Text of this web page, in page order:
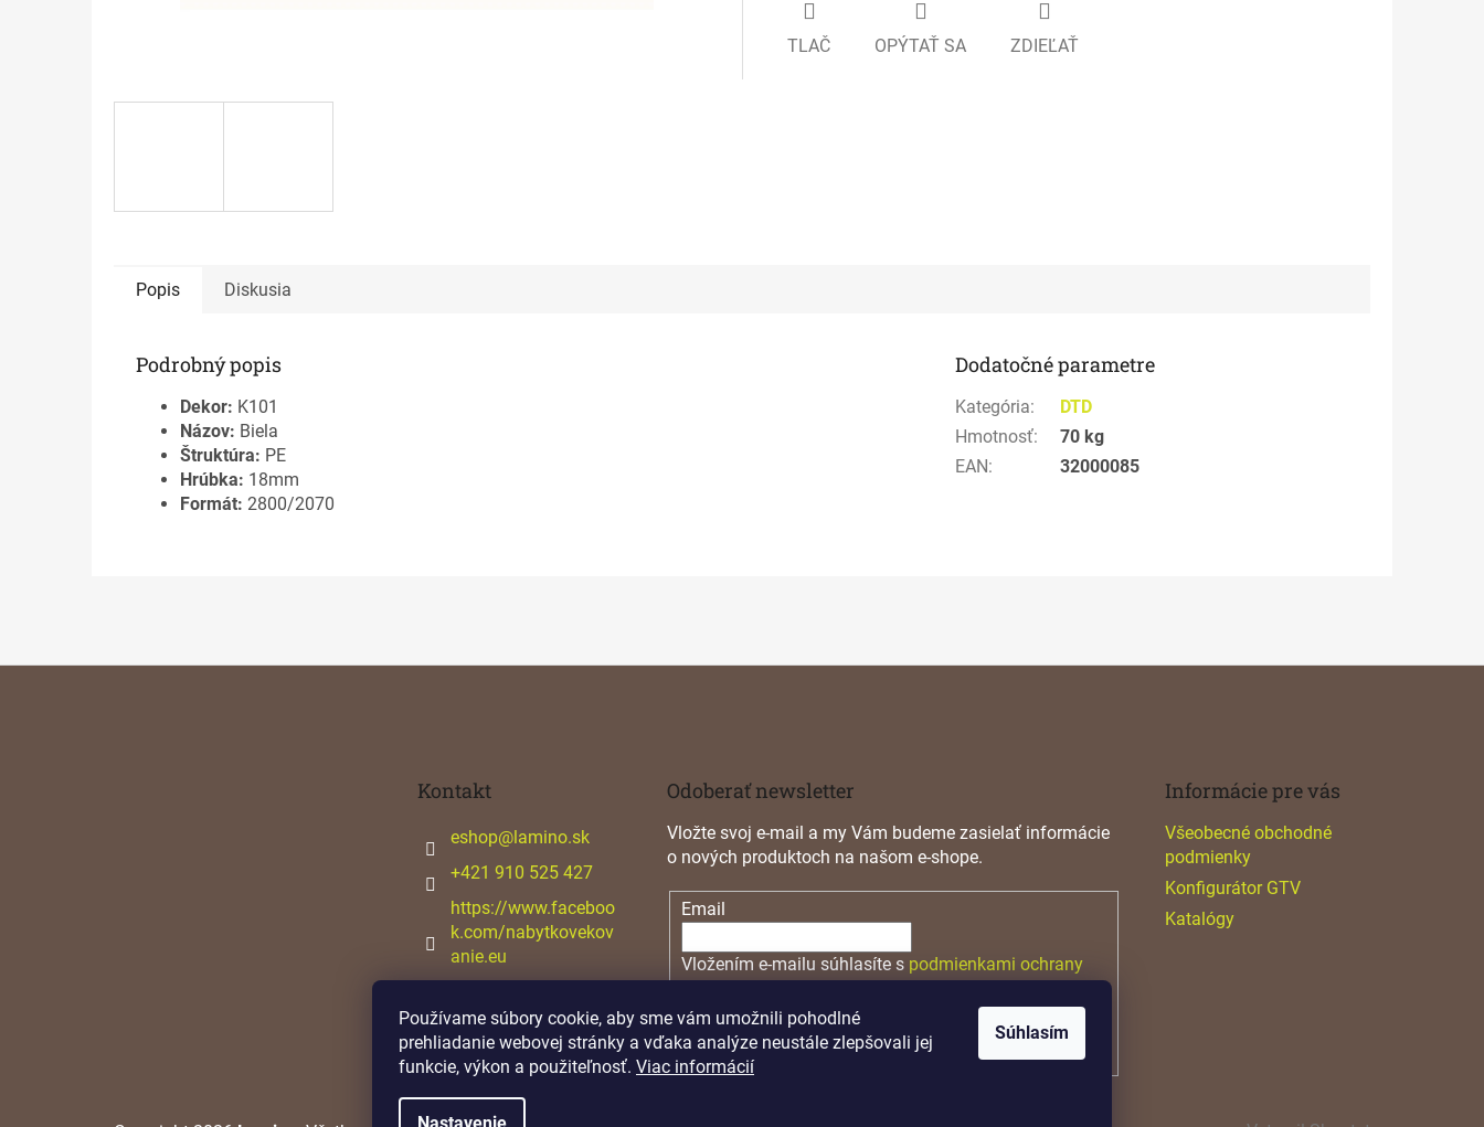
Používame súbory cookie, aby sme vám umožnili pohodlné
prehliadanie webovej stránky a vďaka analýze neustále zlepšovali jej
funkcie, výkon a použiteľnosť. Viac informácií
Súhlasím
TLAČ OPÝTAŤ SA ZDIEĽAŤ
Popis Diskusia
Podrobný popis
Dekor: K101
Názov: Biela
Štruktúra: PE
Hrúbka: 18mm
Formát: 2800/2070
Dodatočné parametre
Kategória:
DTD
Hmotnosť:
70 kg
EAN: 32000085
Kontakt
eshop@lamino.sk
+421 910 525 427
https://www.faceboo
k.com/nabytkovekov
anie.eu
Odoberať newsletter
Vložte svoj e-mail a my Vám budeme zasielať informácie
o nových produktoch na našom e-shope.
Email
Vložením e-mailu súhlasíte s podmienkami ochrany
PRIHLÁSIŤ SA
Informácie pre vás
Všeobecné obchodné
podmienky
Konfigurátor GTV
Katalógy